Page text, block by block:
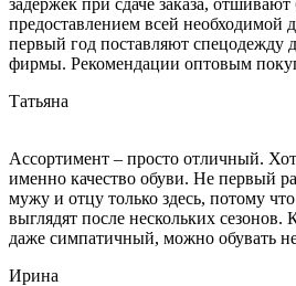
предоставлением всей необходимой
первый год поставляют спецодежду
фирмы. Рекомендации оптовым
Татьяна
Ассортимент – просто отличный.
именно качество обуви. Не первый
мужу и отцу только здесь, потому
выглядят после нескольких
даже симпатичный, можно обувать не
Ирина